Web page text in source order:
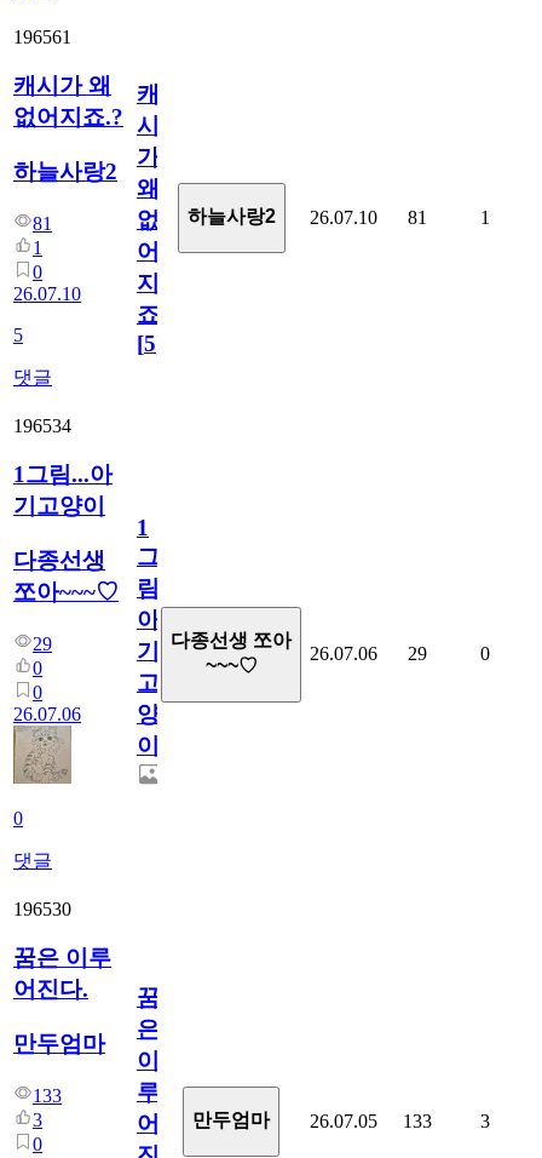
196561
캐시가 왜
없어지죠.?
하늘사랑2
81
1
0
26.07.10
5
댓글
캐
시
가
왜
없
어
지
죠.?
[5]
하늘사랑2 26.07.10 81 1
196534
1그림...아
기고양이
다종선생
쪼아~~~♡
29
0
0
26.07.06
0
댓글
1
그
림...
아
기
고
양
이
다종선생 쪼아
~~~♡
26.07.06 29 0
196530
꿈은 이루
어진다.
만두엄마
133
3
0
꿈
은
이
루
어
만두엄마 26.07.05 133 3